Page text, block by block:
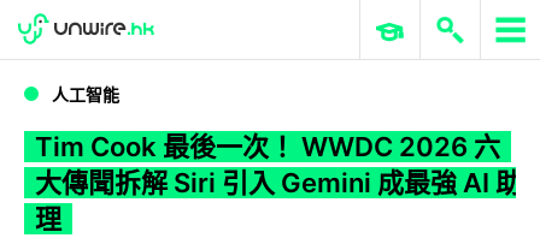
WWDC 2026 ERP 與商業 AI
人工智能
Tim Cook 最後一次！ WWDC 2026 六
大傳聞拆解 Siri 引入 Gemini 成最強 AI 助
理